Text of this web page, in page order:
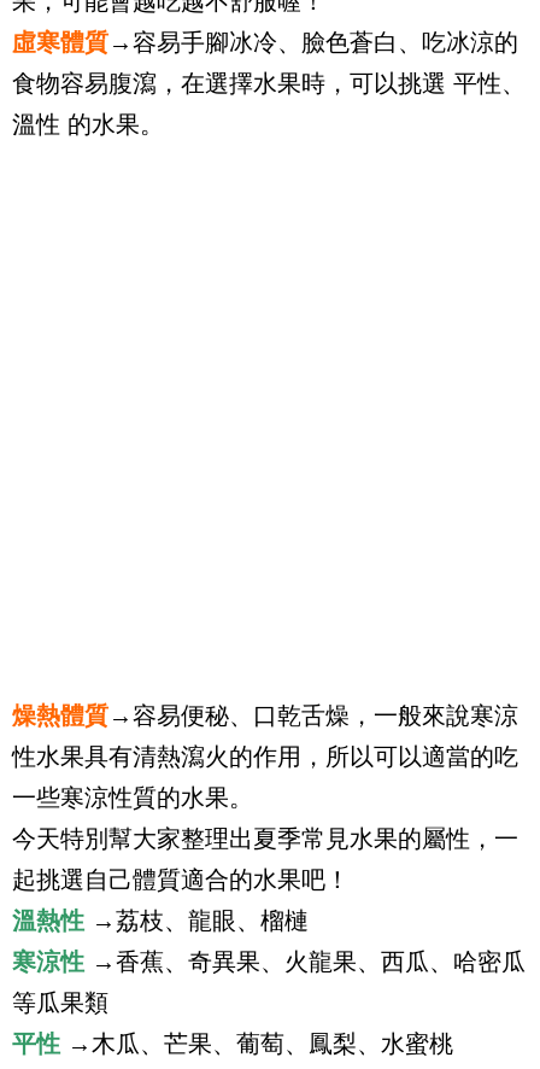
虛寒體質→容易手腳冰冷、臉色蒼白、吃冰涼的
食物容易腹瀉，在選擇水果時，可以挑選 平性、
溫性 的水果。
燥熱體質→容易便秘、口乾舌燥，一般來說寒涼
性水果具有清熱瀉火的作用，所以可以適當的吃
一些寒涼性質的水果。
今天特別幫大家整理出夏季常見水果的屬性，一
起挑選自己體質適合的水果吧！
溫熱性 →荔枝、龍眼、榴槤
寒涼性 →香蕉、奇異果、火龍果、西瓜、哈密瓜
等瓜果類
平性 → 木瓜、芒果、葡萄、鳳梨、水蜜桃